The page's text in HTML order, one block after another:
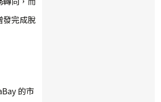
發完成脫
的市